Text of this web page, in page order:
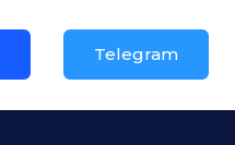
Telegram